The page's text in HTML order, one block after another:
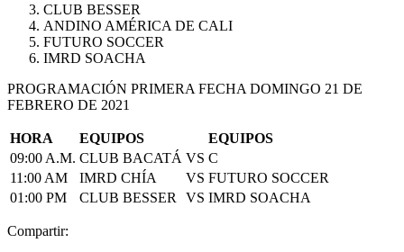
CLUB BESSER
ANDINO AMÉRICA DE CALI
FUTURO SOCCER
IMRD SOACHA
PROGRAMACIÓN PRIMERA FECHA DOMINGO 21 DE
FEBRERO DE 2021
HORA EQUIPOS
EQUIPOS
09:00 A.M. CLUB BACATÁ VS C
11:00 AM
IMRD CHÍA VS FUTURO SOCCER
01:00 PM
CLUB BESSER VS IMRD SOACHA
Compartir: